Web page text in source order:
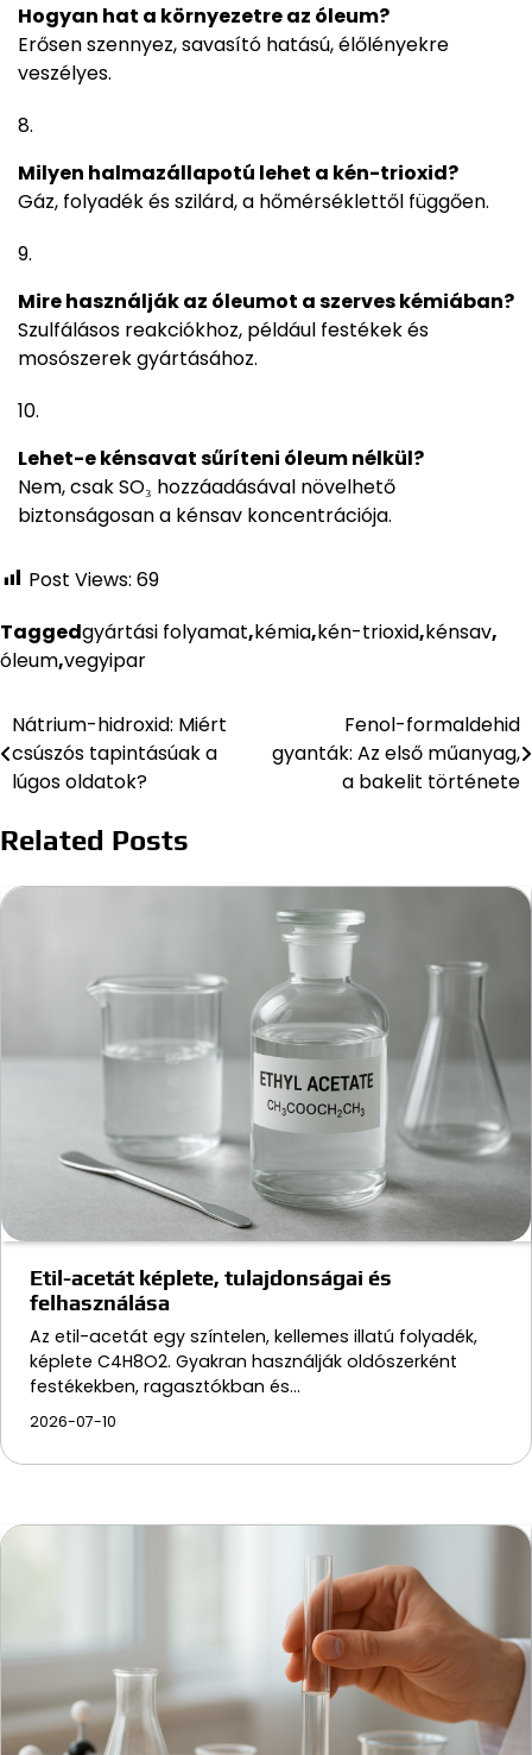
Hogyan hat a környezetre az óleum?
Erősen szennyez, savasító hatású, élőlényekre
veszélyes.
Milyen halmazállapotú lehet a kén-trioxid?
Gáz, folyadék és szilárd, a hőmérséklettől függően.
Mire használják az óleumot a szerves kémiában?
Szulfálásos reakciókhoz, például festékek és
mosószerek gyártásához.
Lehet-e kénsavat sűríteni óleum nélkül?
Nem, csak SO₃ hozzáadásával növelhető
biztonságosan a kénsav koncentrációja.
Post Views: 69
Taggedgyártási folyamat,kémia,kén-trioxid,kénsav,
óleum,vegyipar
Bejegyzés
navigáció
Nátrium-hidroxid: Miért
csúszós tapintásúak a
lúgos oldatok?
Fenol-formaldehid
gyanták: Az első műanyag,
a bakelit története
Related Posts
Etil-acetát képlete, tulajdonságai és
felhasználása
Az etil-acetát egy színtelen, kellemes illatú folyadék,
képlete C4H8O2. Gyakran használják oldószerként
festékekben, ragasztókban és…
2026-07-10